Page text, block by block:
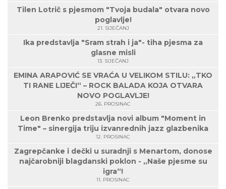
Tilen Lotrič s pjesmom "Tvoja budala" otvara novo
poglavlje!
21. SIJEČANJ
Ika predstavlja "Sram strah i ja"- tiha pjesma za
glasne misli
13. SIJEČANJ
EMINA ARAPOVIĆ SE VRAĆA U VELIKOM STILU: „TKO
TI RANE LIJEČI“ – ROCK BALADA KOJA OTVARA
NOVO POGLAVLJE!
26. PROSINAC
Leon Brenko predstavlja novi album "Moment in
Time" – sinergija triju izvanrednih jazz glazbenika
12. PROSINAC
Zagrepčanke i dečki u suradnji s Menartom, donose
najčarobniji blagdanski poklon - „Naše pjesme su
igra“!
11. PROSINAC